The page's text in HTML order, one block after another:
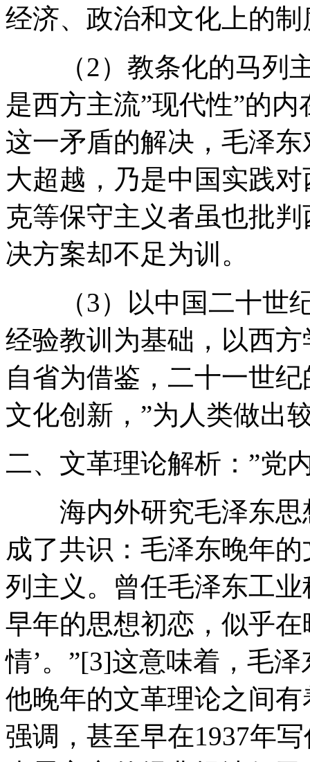
经济、政治和文化上的
（2）教条化的马列主
是西方主流”现代性”的
这一矛盾的解决，毛泽
大超越，乃是中国实践
克等保守主义者虽也批
决方案却不足为训。
（3）以中国二十世纪
经验教训为基础，以西
自省为借鉴，二十一世
文化创新，”为人类做出
二、文革理论解析：”党
海内外研究毛泽东思
成了共识：毛泽东晚年
列主义。曾任毛泽东工
早年的思想初恋，似乎
情’。”[3]这意味着，毛
他晚年的文革理论之间
强调，甚至早在1937年